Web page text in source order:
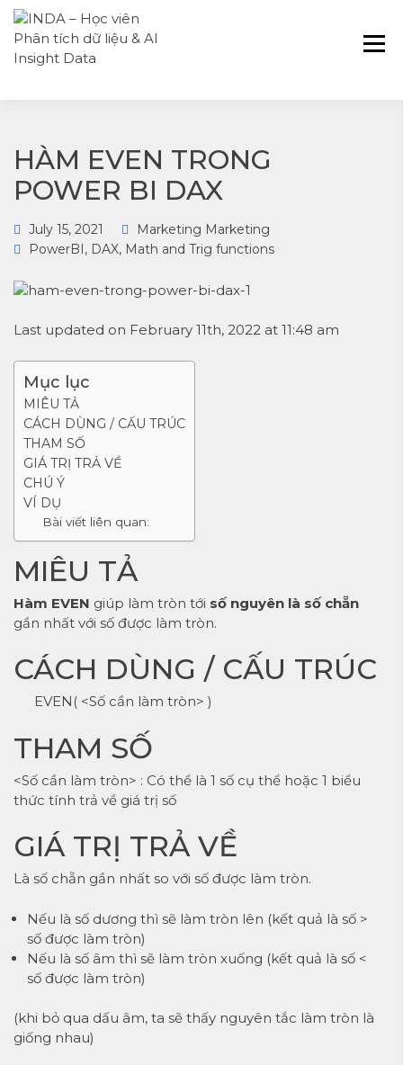
liệu & AI chuyên sâu cho ngành ngân
hàng – bảo hiểm – chứng khoán và
HÀM EVEN TRONG
POWER BI DAX
July 15, 2021
Marketing Marketing
PowerBI, DAX, Math and Trig functions
Last updated on February 11th, 2022 at 11:48 am
Mục lục
MIÊU TẢ
CÁCH DÙNG / CẤU TRÚC
THAM SỐ
GIÁ TRỊ TRẢ VỀ
CHÚ Ý
VÍ DỤ
Bài viết liên quan:
MIÊU TẢ
Hàm EVEN giúp làm tròn tới số nguyên là số chẵn
gần nhất với số được làm tròn.
CÁCH DÙNG / CẤU TRÚC
EVEN( <Số cần làm tròn> )
THAM SỐ
<Số cần làm tròn> : Có thể là 1 số cụ thể hoặc 1 biểu
thức tính trả về giá trị số
GIÁ TRỊ TRẢ VỀ
Là số chẵn gần nhất so với số được làm tròn.
Nếu là số dương thì sẽ làm tròn lên (kết quả là số >
số được làm tròn)
Nếu là số âm thì sẽ làm tròn xuống (kết quả là số <
số được làm tròn)
(khi bỏ qua dấu âm, ta sẽ thấy nguyên tắc làm tròn là
giống nhau)